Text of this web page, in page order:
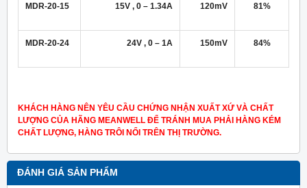
MDR-20-15 15V , 0 – 1.34A 120mV 81%
MDR-20-24 24V , 0 – 1A 150mV 84%
KHÁCH HÀNG NÊN YÊU CẦU CHỨNG NHẬN XUẤT XỨ VÀ CHẤT
LƯỢNG CỦA HÃNG MEANWELL ĐỂ TRÁNH MUA PHẢI HÀNG KÉM
CHẤT LƯỢNG, HÀNG TRÔI NỔI TRÊN THỊ TRƯỜNG.
ĐÁNH GIÁ SẢN PHẨM